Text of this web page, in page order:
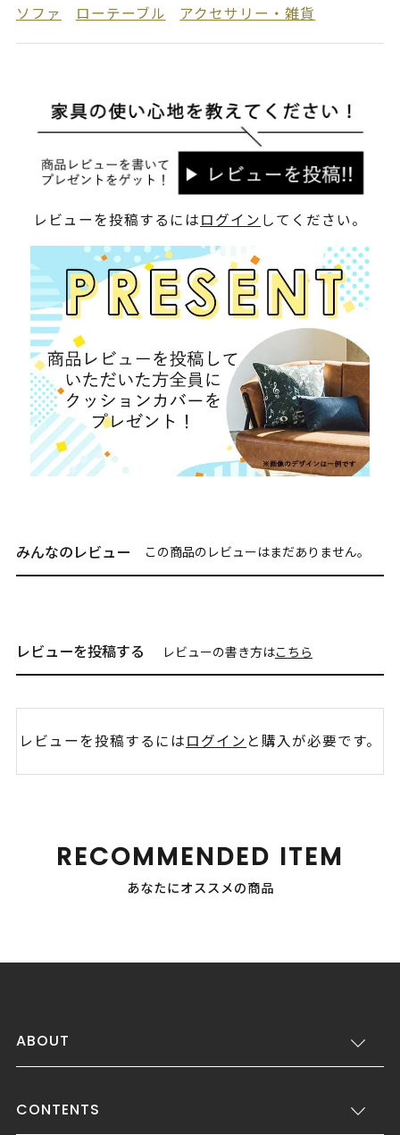
ソファ ローテーブル アクセサリー・雑貨
レビューを投稿するにはログイン してください。
みんなのレビュー この商品のレビューはまだありません。
レビューを投稿する レビューの書き方はこちら
レビューを投稿するにはログイン と購入が必要です。
RECOMMENDED ITEM
あなたにオススメの商品
ABOUT
CONTENTS